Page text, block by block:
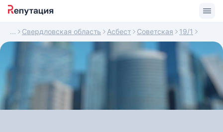
Свердловская область Асбест Советская 19/1